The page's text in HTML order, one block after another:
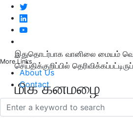
More Links
About Us
Contact
இதுதொடர்பாக வானிலை மையம்
செய்திக்குறிப்பில்
மிக கனமழை